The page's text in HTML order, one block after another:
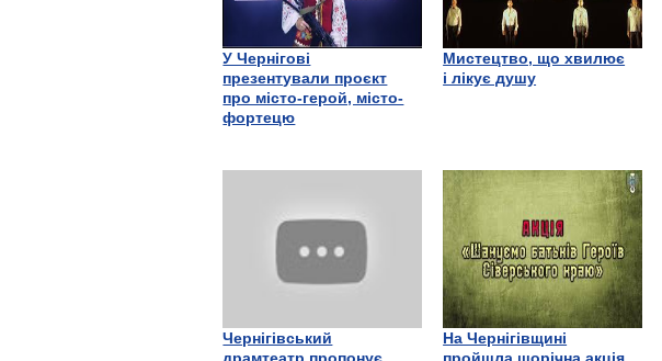
У Чернігові
презентували проєкт
про місто-герой, місто-
фортецю
Мистецтво, що хвилює
і лікує душу
Чернігівський
На Чернігівщині